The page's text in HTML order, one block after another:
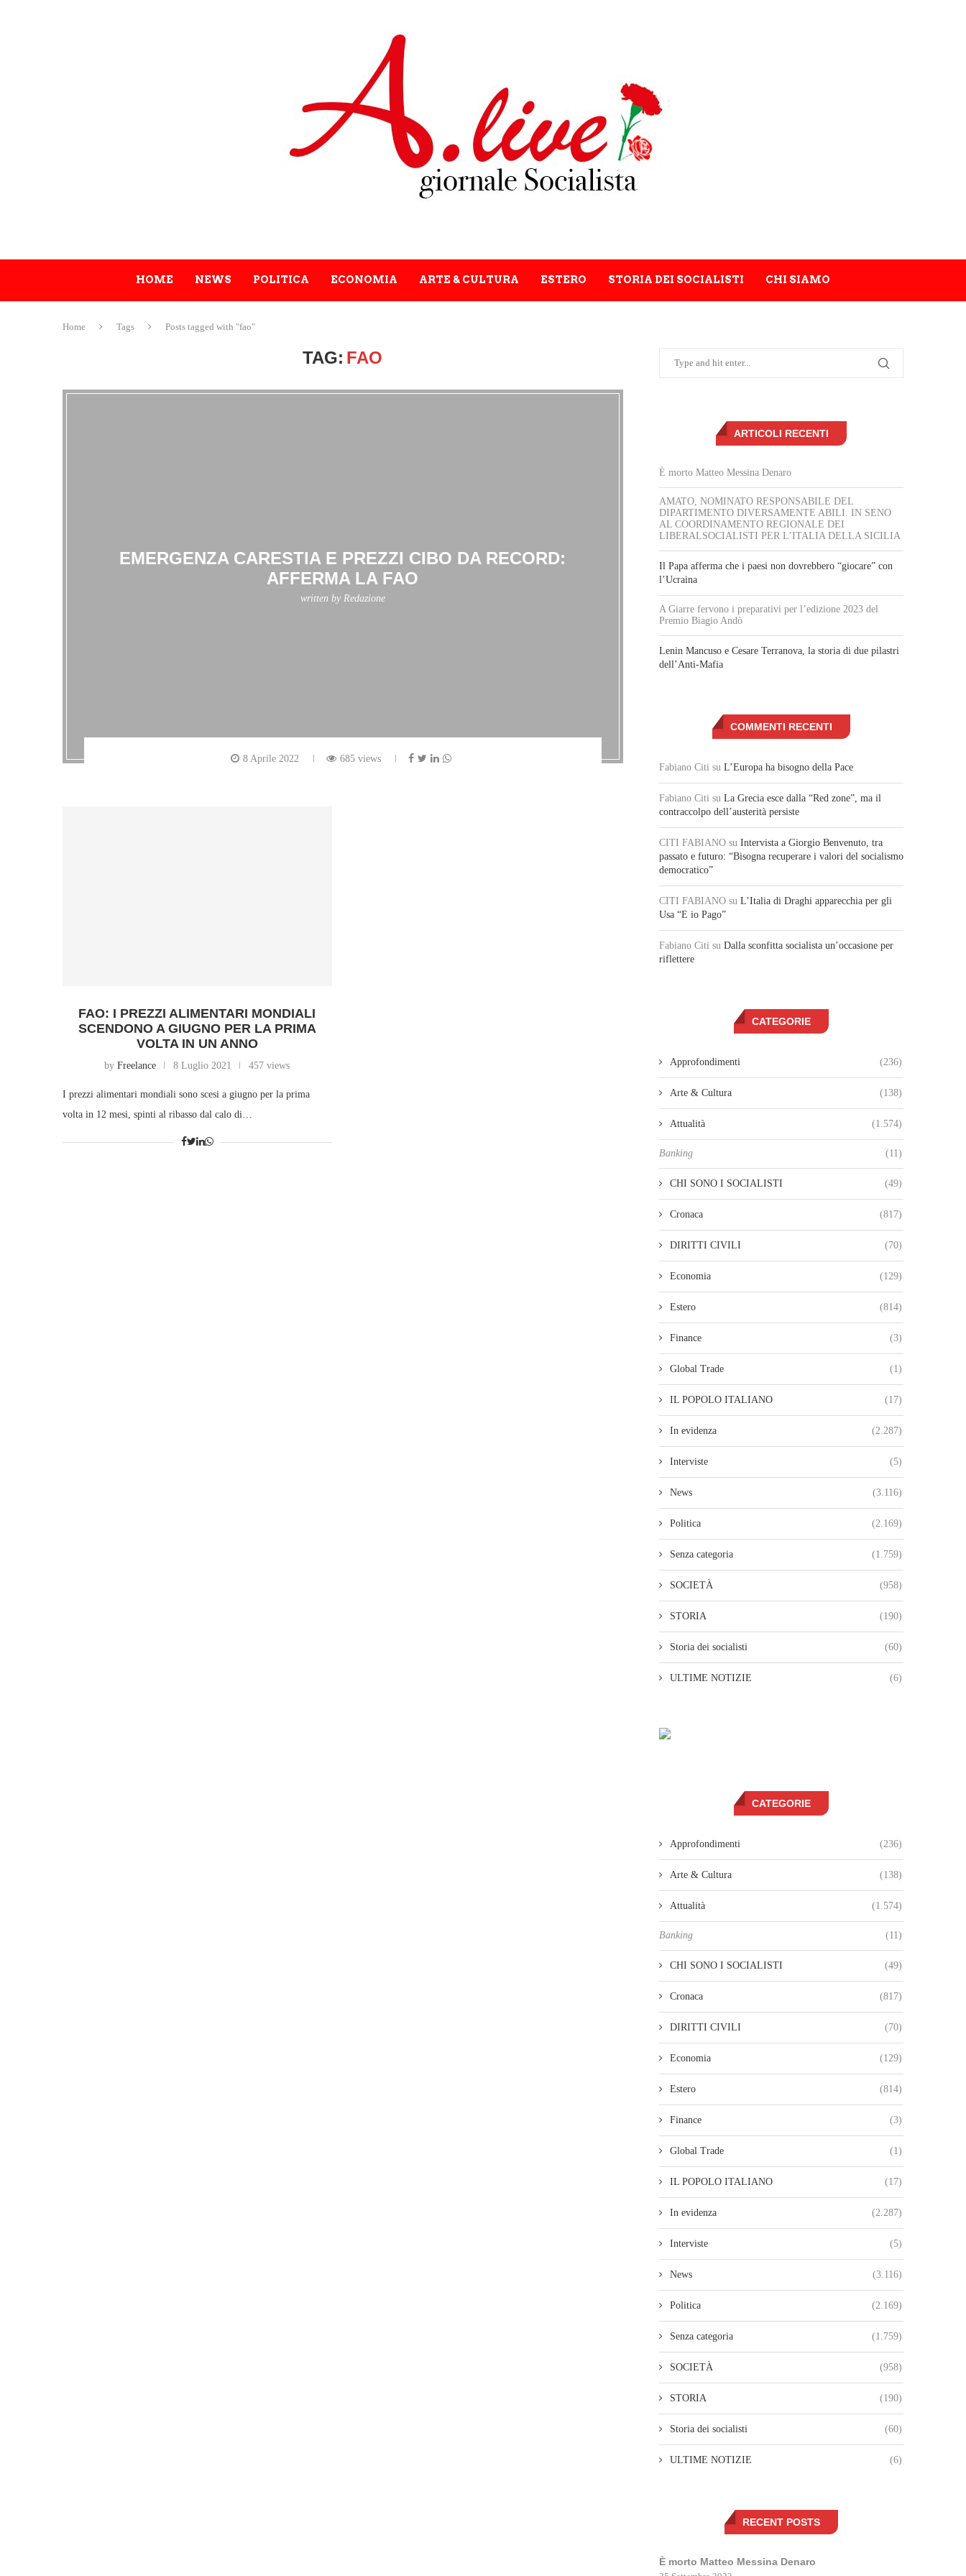
HOME NEWS POLITICA ECONOMIA ARTE & CULTURA ESTERO STORIA DEI SOCIALISTI CHI SIAMO
Home Tags Posts tagged with "fao"
TAG: FAO
EMERGENZA CARESTIA E PREZZI CIBO DA RECORD:
AFFERMA LA FAO
written by Redazione
8 Aprile 2022 685 views
FAO: I PREZZI ALIMENTARI MONDIALI
SCENDONO A GIUGNO PER LA PRIMA
VOLTA IN UN ANNO
byFreelance 8 Luglio 2021 457 views
I prezzi alimentari mondiali sono scesi a giugno per la prima
volta in 12 mesi, spinti al ribasso dal calo di…
ARTICOLI RECENTI
È morto Matteo Messina Denaro
AMATO, NOMINATO RESPONSABILE DEL
DIPARTIMENTO DIVERSAMENTE ABILI. IN SENO
AL COORDINAMENTO REGIONALE DEI
LIBERALSOCIALISTI PER L’ITALIA DELLA SICILIA
Il Papa afferma che i paesi non dovrebbero “giocare” con
l’Ucraina
A Giarre fervono i preparativi per l’edizione 2023 del
Premio Biagio Andò
Lenin Mancuso e Cesare Terranova, la storia di due pilastri
dell’Anti-Mafia
COMMENTI RECENTI
Fabiano Citi su L’Europa ha bisogno della Pace
Fabiano Citi su La Grecia esce dalla “Red zone”, ma il
contraccolpo dell’austerità persiste
CITI FABIANO su Intervista a Giorgio Benvenuto, tra
passato e futuro: “Bisogna recuperare i valori del socialismo
democratico”
CITI FABIANO su L’Italia di Draghi apparecchia per gli
Usa “E io Pago”
Fabiano Citi su Dalla sconfitta socialista un’occasione per
riflettere
CATEGORIE
Approfondimenti (236)
Arte & Cultura (138)
Attualità (1.574)
Banking (11)
CHI SONO I SOCIALISTI (49)
Cronaca (817)
DIRITTI CIVILI (70)
Economia (129)
Estero (814)
Finance (3)
Global Trade (1)
IL POPOLO ITALIANO (17)
In evidenza (2.287)
Interviste (5)
News (3.116)
Politica (2.169)
Senza categoria (1.759)
SOCIETÀ (958)
STORIA (190)
Storia dei socialisti (60)
ULTIME NOTIZIE (6)
CATEGORIE
Approfondimenti (236)
Arte & Cultura (138)
Attualità (1.574)
Banking (11)
CHI SONO I SOCIALISTI (49)
Cronaca (817)
DIRITTI CIVILI (70)
Economia (129)
Estero (814)
Finance (3)
Global Trade (1)
IL POPOLO ITALIANO (17)
In evidenza (2.287)
Interviste (5)
News (3.116)
Politica (2.169)
Senza categoria (1.759)
SOCIETÀ (958)
STORIA (190)
Storia dei socialisti (60)
ULTIME NOTIZIE (6)
RECENT POSTS
È morto Matteo Messina Denaro